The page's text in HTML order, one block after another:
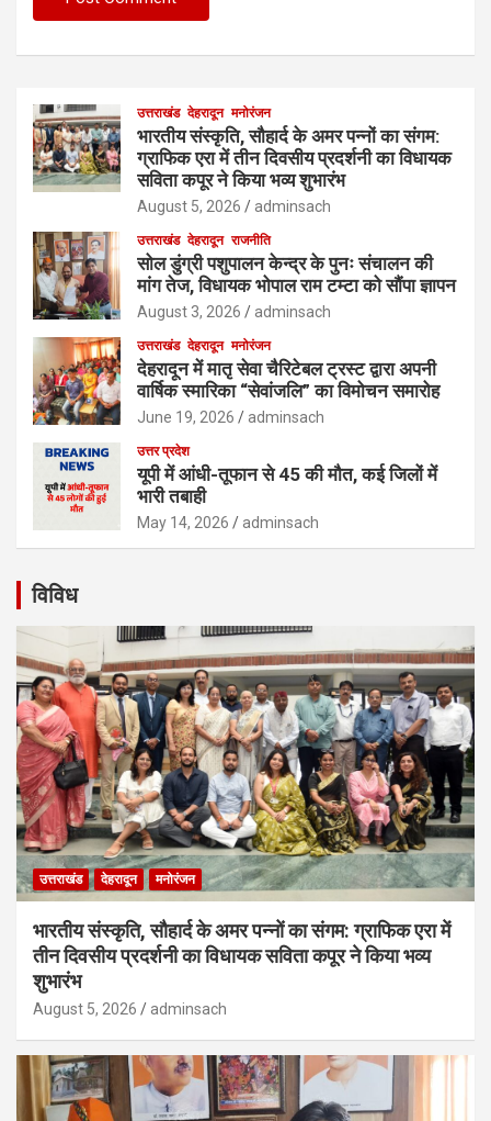
उत्तराखंड देहरादून मनोरंजन
भारतीय संस्कृति, सौहार्द के अमर पन्नों का संगम:
ग्राफिक एरा में तीन दिवसीय प्रदर्शनी का विधायक
सविता कपूर ने किया भव्य शुभारंभ
August 5, 2026 adminsach
उत्तराखंड देहरादून राजनीति
सोल डुंग्री पशुपालन केन्द्र के पुनः संचालन की
मांग तेज, विधायक भोपाल राम टम्टा को सौंपा ज्ञापन
August 3, 2026 adminsach
उत्तराखंड देहरादून मनोरंजन
देहरादून में मातृ सेवा चैरिटेबल ट्रस्ट द्वारा अपनी
वार्षिक स्मारिका “सेवांजलि” का विमोचन समारोह
June 19, 2026 adminsach
उत्तर प्रदेश
यूपी में आंधी-तूफान से 45 की मौत, कई जिलों में
भारी तबाही
May 14, 2026 adminsach
विविध
उत्तराखंड देहरादून मनोरंजन
भारतीय संस्कृति, सौहार्द के अमर पन्नों का संगम: ग्राफिक एरा में
तीन दिवसीय प्रदर्शनी का विधायक सविता कपूर ने किया भव्य
शुभारंभ
August 5, 2026 adminsach